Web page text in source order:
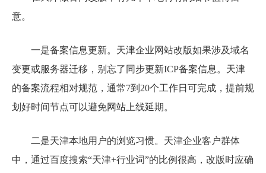
意。
一是备案信息更新。天津企业网站改版如果涉及域名
变更或服务器迁移，别忘了同步更新ICP备案信息。天津
的备案流程相对规范，通常7到20个工作日可完成，提前规
划好时间节点可以避免网站上线延期。
二是天津本地用户的浏览习惯。天津企业客户群体
中，通过百度搜索“天津+行业词”的比例很高，改版时应确